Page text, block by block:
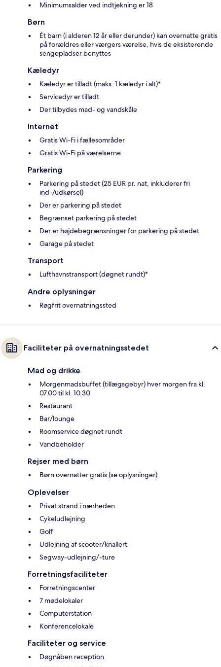
Minimumsalder ved indtjekning er 18
Børn
Ét barn (i alderen 12 år eller derunder) kan overnatte gratis
på forældres eller værgers værelse, hvis de eksisterende
sengepladser benyttes
Kæledyr
Kæledyr er tilladt (maks. 1 kæledyr i alt)*
Servicedyr er tilladt
Der tilbydes mad- og vandskåle
Internet
Gratis Wi-Fi i fællesområder
Gratis Wi-Fi på værelserne
Parkering
Parkering på stedet (25 EUR pr. nat, inkluderer fri
ind-/udkørsel)
Der er parkering på stedet
Begrænset parkering på stedet
Der er højdebegrænsninger for parkering på stedet
Garage på stedet
Transport
Lufthavnstransport (døgnet rundt)*
Andre oplysninger
Røgfrit overnatningssted
Faciliteter på overnatningsstedet
Mad og drikke
Morgenmadsbuffet (tillægsgebyr) hver morgen fra kl.
07.00 til kl. 10.30
Restaurant
Bar/lounge
Roomservice døgnet rundt
Vandbeholder
Rejser med børn
Børn overnatter gratis (se oplysninger)
Oplevelser
Privat strand i nærheden
Cykeludlejning
Golf
Udlejning af scooter/knallert
Segway-udlejning/-ture
Forretningsfaciliteter
Forretningscenter
7 mødelokaler
Computerstation
Konferencelokale
Faciliteter og service
Døgnåben reception